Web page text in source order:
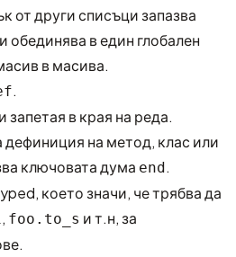
от други списъци запазва
обединява в един глобален
в масива.
.
в края на реда.
дефиниция на метод, клас или
ключовата дума end.
което значи, че трябва да
, foo.to_s и т.н, за